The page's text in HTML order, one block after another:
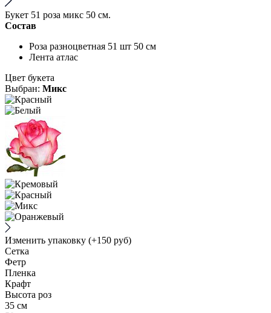
Букет 51 роза микс 50 см.
Состав
Роза разноцветная 51 шт 50 см
Лента атлас
Цвет букета
Выбран: Микс
Изменить упаковку (+150 руб)
Сетка
Фетр
Пленка
Крафт
Высота роз
35 см